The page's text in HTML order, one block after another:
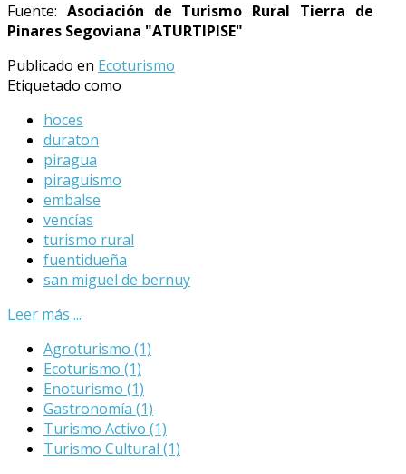
Fuente: Asociación de Turismo Rural Tierra de
Pinares Segoviana "ATURTIPISE"
Publicado en Ecoturismo
Etiquetado como
hoces
duraton
piragua
piraguismo
embalse
vencías
turismo rural
fuentidueña
san miguel de bernuy
Leer más ...
Agroturismo (1)
Ecoturismo (1)
Enoturismo (1)
Gastronomía (1)
Turismo Activo (1)
Turismo Cultural (1)